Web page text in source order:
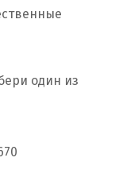
один из